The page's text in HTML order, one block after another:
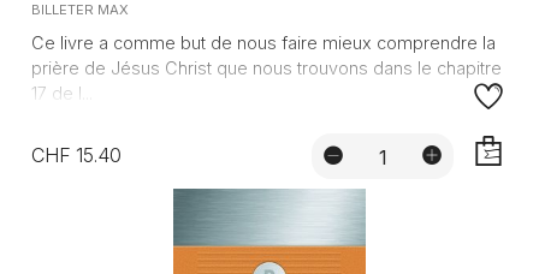
BILLETER MAX
Ce livre a comme but de nous faire mieux comprendre la
prière de Jésus Christ que nous trouvons dans le chapitre
17 de l...
CHF 15.40